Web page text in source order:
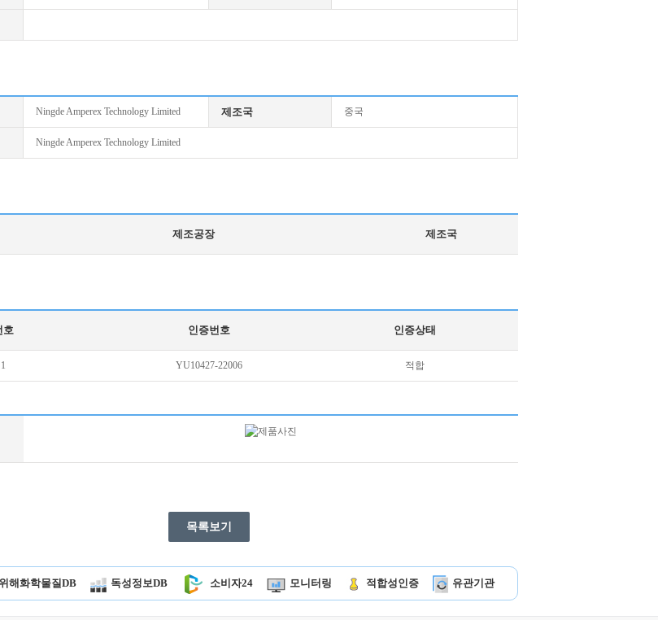
Ningde Amperex Technology Limited 제조국 중국
Ningde Amperex Technology Limited
제조공장 제조국
호 인증번호 인증상태
1 YU10427-22006 적합
목록보기
해화학물질DB 독성정보DB 소비자24 모니터링 적합성인증 유관기관